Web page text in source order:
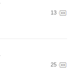
13
25